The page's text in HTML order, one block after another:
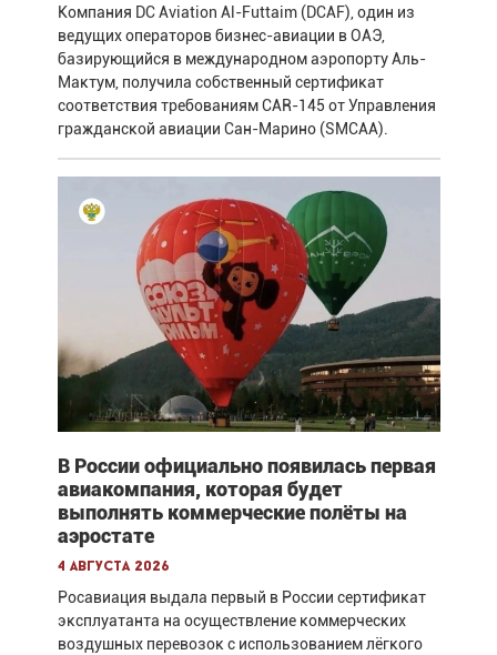
Компания DC Aviation Al-Futtaim (DCAF), один из
ведущих операторов бизнес-авиации в ОАЭ,
базирующийся в международном аэропорту Аль-
Мактум, получила собственный сертификат
соответствия требованиям CAR-145 от Управления
гражданской авиации Сан-Марино (SMCAA).
В России официально появилась первая
авиакомпания, которая будет
выполнять коммерческие полёты на
аэростате
4 августа 2026
Росавиация выдала первый в России сертификат
эксплуатанта на осуществление коммерческих
воздушных перевозок с использованием лёгкого